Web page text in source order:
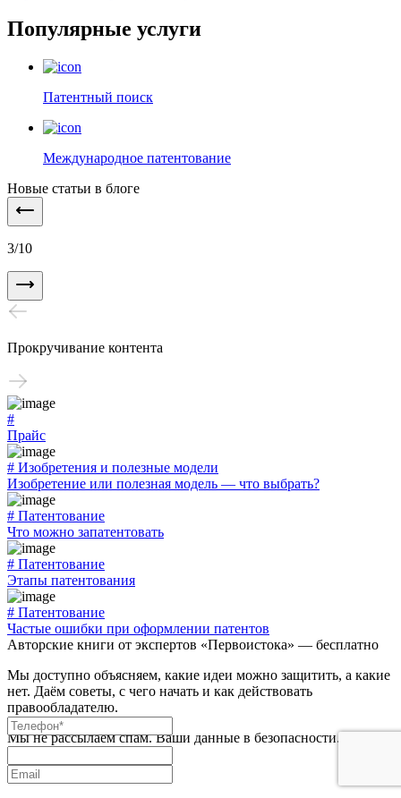
Популярные услуги
Патентный поиск
Международное патентование
Новые статьи в блоге
3/10
Прокручивание контента
#
Прайс
# Изобретения и полезные модели
Изобретение или полезная модель — что выбрать?
# Патентование
Что можно запатентовать
# Патентование
Этапы патентования
# Патентование
Частые ошибки при оформлении патентов
Авторские книги от экспертов «Первоистока» — бесплатно
Мы доступно объясняем, какие идеи можно защитить, а какие
нет. Даём советы, с чего начать и как действовать
правообладателю.
Мы не рассылаем спам. Ваши данные в безопасности.